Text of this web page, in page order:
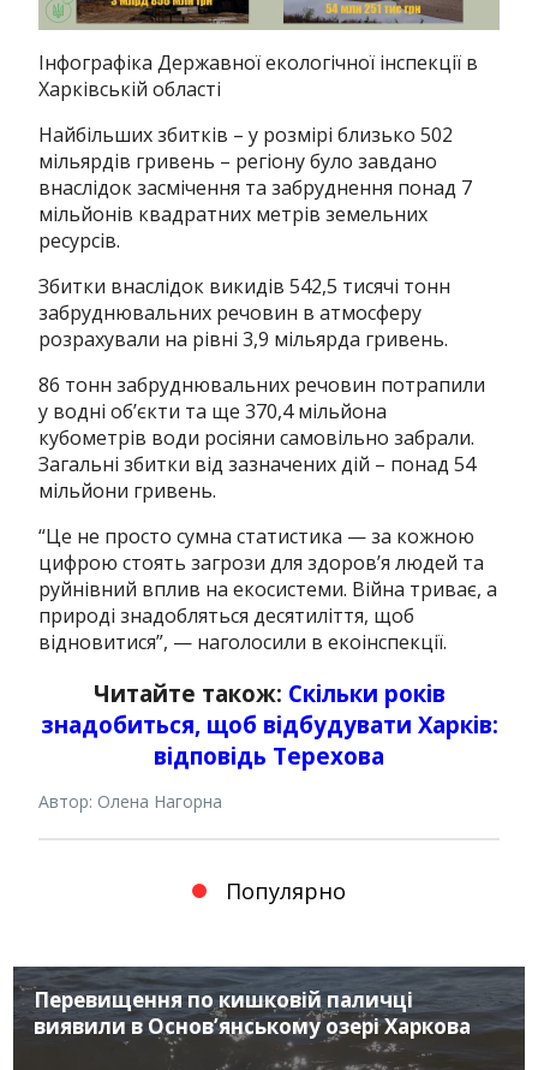
Інфографіка Державної екологічної інспекції в
Харківській області
Найбільших збитків – у розмірі близько 502
мільярдів гривень – регіону було завдано
внаслідок засмічення та забруднення понад 7
мільйонів квадратних метрів земельних
ресурсів.
Збитки внаслідок викидів 542,5 тисячі тонн
забруднювальних речовин в атмосферу
розрахували на рівні 3,9 мільярда гривень.
86 тонн забруднювальних речовин потрапили
у водні об’єкти та ще 370,4 мільйона
кубометрів води росіяни самовільно забрали.
Загальні збитки від зазначених дій – понад 54
мільйони гривень.
“Це не просто сумна статистика — за кожною
цифрою стоять загрози для здоров’я людей та
руйнівний вплив на екосистеми. Війна триває, а
природі знадобляться десятиліття, щоб
відновитися”, — наголосили в екоінспекції.
Читайте також: Скільки років
знадобиться, щоб відбудувати Харків:
відповідь Терехова
Автор: Олена Нагорна
Популярно
Перевищення по кишковій паличці
виявили в Основ’янському озері Харкова